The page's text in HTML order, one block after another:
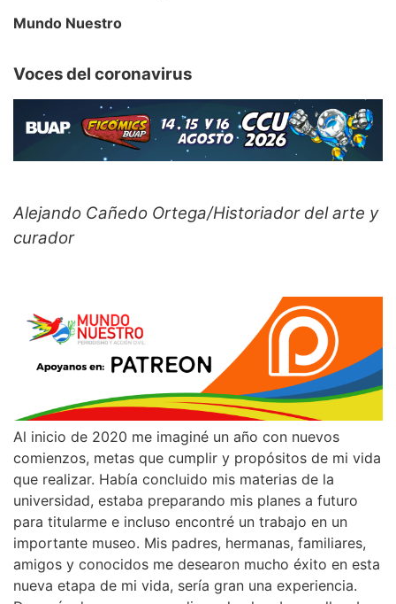
Mundo Nuestro
Voces del coronavirus
Alejando Cañedo Ortega/Historiador del arte y
curador
Al inicio de 2020 me imaginé un año con nuevos
comienzos, metas que cumplir y propósitos de mi vida
que realizar. Había concluido mis materias de la
universidad, estaba preparando mis planes a futuro
para titularme e incluso encontré un trabajo en un
importante museo. Mis padres, hermanas, familiares,
amigos y conocidos me desearon mucho éxito en esta
nueva etapa de mi vida, sería gran una experiencia.